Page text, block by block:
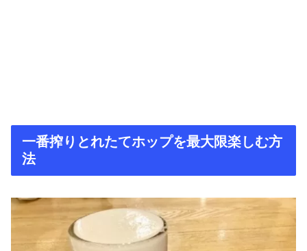
一番搾りとれたてホップを最大限楽しむ方
法